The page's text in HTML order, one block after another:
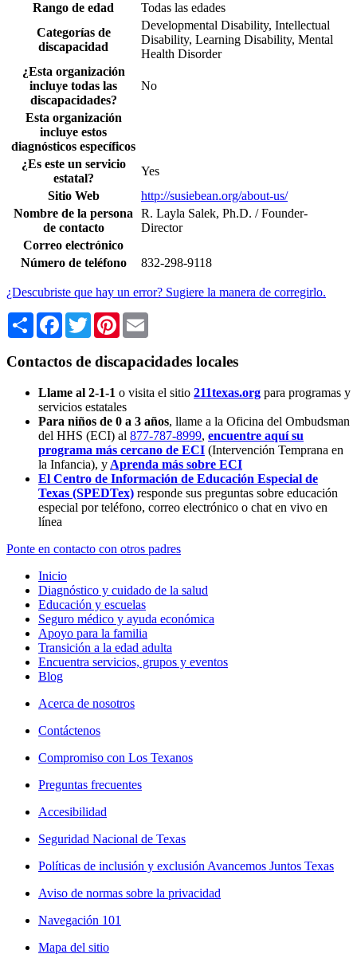
Rango de edad
Todas las edades
Categorías de
discapacidad
Developmental Disability, Intellectual
Disability, Learning Disability, Mental
Health Disorder
¿Esta organización
incluye todas las
discapacidades?
No
Esta organización
incluye estos
diagnósticos específicos
¿Es este un servicio
estatal?
Yes
Sitio Web
http://susiebean.org/about-us/
Nombre de la persona
de contacto
R. Layla Salek, Ph.D. / Founder-
Director
Correo electrónico
Número de teléfono
832-298-9118
¿Descubriste que hay un error? Sugiere la manera de corregirlo.
Share Facebook
TwitterPinterest
Contactos de discapacidades locales
Llame al 2-1-1 o visita el sitio 211texas.org para programas y
servicios estatales
Para niños de 0 a 3 años, llame a la Oficina del Ombudsman
del HHS (ECI) al 877-787-8999, encuentre aquí su
programa más cercano de ECI (Intervención Temprana en
la Infancia), y Aprenda más sobre ECI
El Centro de Información de Educación Especial de
Texas (SPEDTex) responde sus preguntas sobre educación
especial por teléfono, correo electrónico o chat en vivo en
línea
Ponte en contacto con otros padres
Inicio
Diagnóstico y cuidado de la salud
Educación y escuelas
Seguro médico y ayuda económica
Apoyo para la familia
Transición a la edad adulta
Encuentra servicios, grupos y eventos
Blog
Acerca de nosotros
Contáctenos
Compromiso con Los Texanos
Preguntas frecuentes
Accesibilidad
Seguridad Nacional de Texas
Políticas de inclusión y exclusión Avancemos Juntos Texas
Aviso de normas sobre la privacidad
Navegación 101
Mapa del sitio